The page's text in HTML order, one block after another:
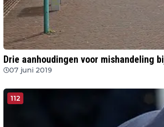
Drie aanhoudingen voor mishandeling
07 juni 2019
112